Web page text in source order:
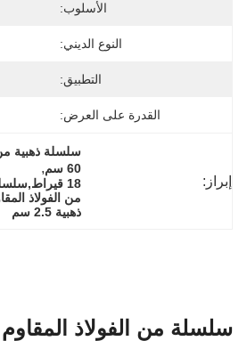
الأسلوب:
النوع الديني:
التطبيق:
القدرة على العرض:
إبراز:
سلسلة ذهبية من
60 سم ,
ذهبية 2.5 سم
سلسلة من الفولاذ